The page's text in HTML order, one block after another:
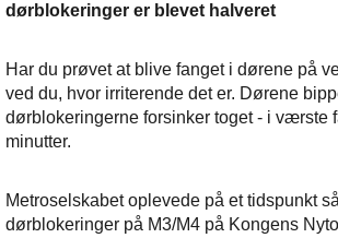
dørblokeringer er blevet halveret
Har du prøvet at blive fanget i dørene på
ved du, hvor irriterende det er. Dørene
dørblokeringerne forsinker toget - i værste
minutter.
Metroselskabet oplevede på et tidspunkt
dørblokeringer på M3/M4 på Kongens